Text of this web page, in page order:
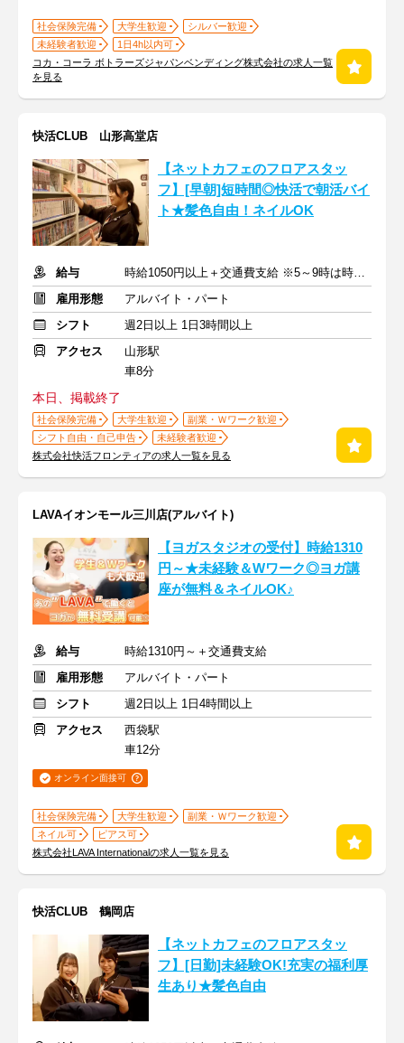
社会保険完備 大学生歓迎
シルバー歓迎
未経験者歓迎
1日4h以内可
コカ・コーラ ボトラーズジャパンベンディング株式会社の求人一覧
を見る
快活CLUB 山形高堂店
【ネットカフェのフロアスタッ
フ】[早朝]短時間◎快活で朝活バイ
ト★髪色自由！ネイルOK
給与
時給1050円以上＋交通費支給 ※5～9時は時給1100円
雇用形態
アルバイト・パート
シフト
週2日以上 1日3時間以上
アクセス
山形駅
車8分
本日、掲載終了
社会保険完備 大学生歓迎
副業・Ｗワーク歓迎
シフト自由・自己申告
未経験者歓迎
株式会社快活フロンティアの求人一覧を見る
LAVAイオンモール三川店(アルバイト)
【ヨガスタジオの受付】時給1310
円～★未経験＆Wワーク◎ヨガ講
座が無料＆ネイルOK♪
給与
時給1310円～＋交通費支給
雇用形態
アルバイト・パート
シフト
週2日以上 1日4時間以上
アクセス
西袋駅
車12分
オンライン面接可
社会保険完備 大学生歓迎
副業・Ｗワーク歓迎
ネイル可
ピアス可
株式会社LAVA Internationalの求人一覧を見る
快活CLUB 鶴岡店
【ネットカフェのフロアスタッ
フ】[日勤]未経験OK!充実の福利厚
生あり★髪色自由